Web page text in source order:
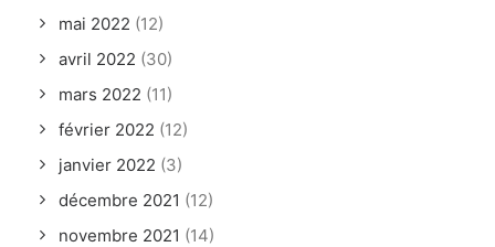
mai 2022 (12)
avril 2022 (30)
mars 2022 (11)
février 2022 (12)
janvier 2022 (3)
décembre 2021 (12)
novembre 2021 (14)